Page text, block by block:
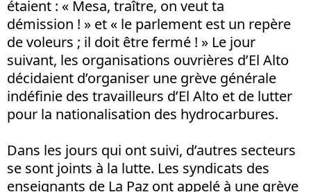
étaient : « Mesa, traître, on veut ta
démission ! » et « le parlement est un repère
de voleurs ; il doit être fermé ! » Le jour
suivant, les organisations ouvrières d’El Alto
décidaient d’organiser une grève générale
indéfinie des travailleurs d’El Alto et de lutter
pour la nationalisation des hydrocarbures.
Dans les jours qui ont suivi, d’autres secteurs
se sont joints à la lutte. Les syndicats des
enseignants de La Paz ont appelé à une grève